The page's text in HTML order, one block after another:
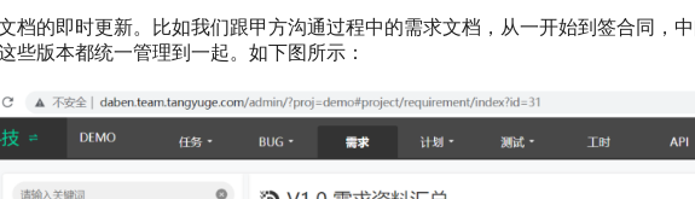
档的即时更新。比如我们跟甲方沟通过程中的需求文档，从一开始到签合同，
些版本都统一管理到一起。如下图所示：